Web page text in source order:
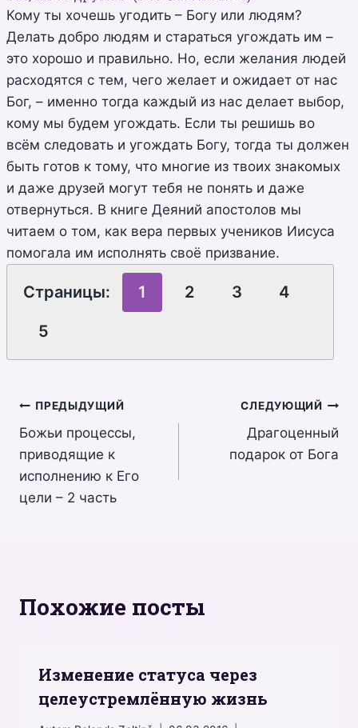
Кому ты хочешь угодить – Богу или людям?
Делать добро людям и стараться угождать им –
это хорошо и правильно. Но, если желания людей
расходятся с тем, чего желает и ожидает от нас
Бог, – именно тогда каждый из нас делает выбор,
кому мы будем угождать. Если ты решишь во
всём следовать и угождать Богу, тогда ты должен
быть готов к тому, что многие из твоих знакомых
и даже друзей могут тебя не понять и даже
отвернуться. В книге Деяний апостолов мы
читаем о том, как вера первых учеников Иисуса
помогала им исполнять своё призвание.
Страницы: 1 2 3 4
5
Навигация
по
записям
ПРЕДЫДУЩИЙ
Божьи процессы,
приводящие к
исполнению к Его
цели – 2 часть
СЛЕДУЮЩИЙ
Драгоценный
подарок от Бога
Похожие посты
Изменение статуса через
целеустремлённую жизнь